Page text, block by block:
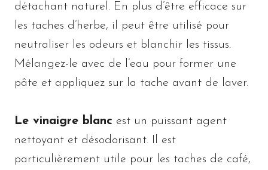
détachant naturel. En plus d’être efficace sur
les taches d’herbe, il peut être utilisé pour
neutraliser les odeurs et blanchir les tissus.
Mélangez-le avec de l’eau pour former une
pâte et appliquez sur la tache avant de laver.
Le vinaigre blanc est un puissant agent
nettoyant et désodorisant. Il est
particulièrement utile pour les taches de café,